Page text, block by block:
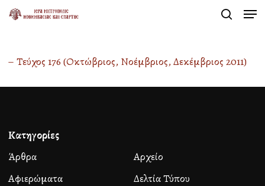
Skip
content
– Τεύχος 176 (Οκτώβριος, Νοέμβριος, Δεκέμβριος 2011)
Κατηγορίες
Άρθρα
Αρχείο
Αφιερώματα
Δελτία Τύπου
Menu